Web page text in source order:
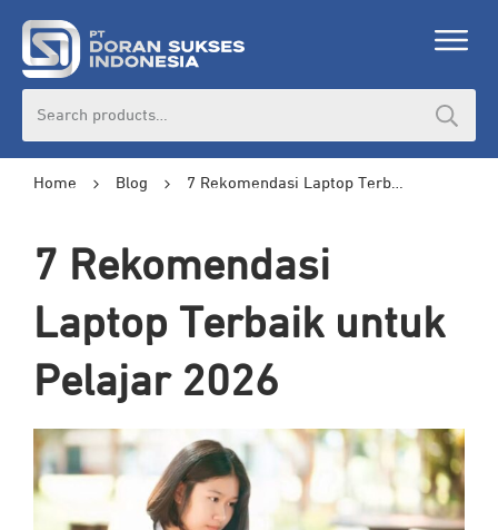
Home Blog 7 Rekomendasi Laptop Terbaik untuk Pelajar 2026
7 Rekomendasi
Laptop Terbaik untuk
Pelajar 2026